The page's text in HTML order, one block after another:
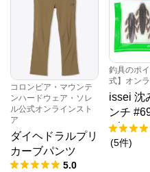
コロンビア・マウンテ
ンハードウェア・ソレ
ル公式オンラインスト
ア
ダイヘドラルプリ
カーブパンツ
5.0
釣具のポ
式】オン
issei 沈
ンチ
ブリパ
【ゆう
(5件)